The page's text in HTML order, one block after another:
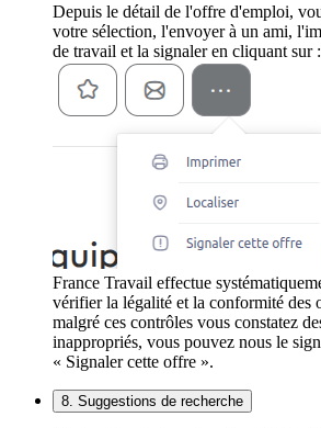
Depuis le détail de l'offre d'emploi,
votre sélection, l'envoyer à un ami,
de travail et la signaler en cliquant sur :
France Travail effectue
vérifier la légalité et la conformité des
malgré ces contrôles vous constatez
inappropriés, vous pouvez nous le
« Signaler cette offre ».
8. Suggestions de recherche